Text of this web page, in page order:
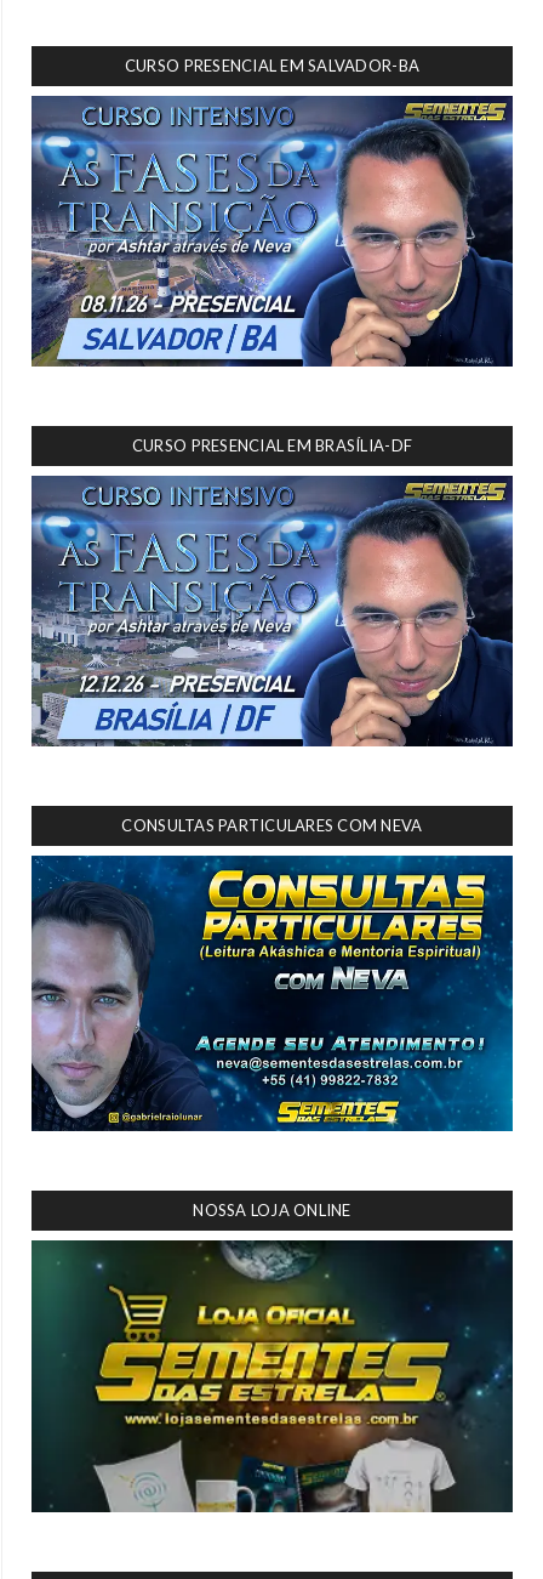
CURSO PRESENCIAL EM SALVADOR-BA
CURSO PRESENCIAL EM BRASÍLIA-DF
CONSULTAS PARTICULARES COM NEVA
NOSSA LOJA ONLINE